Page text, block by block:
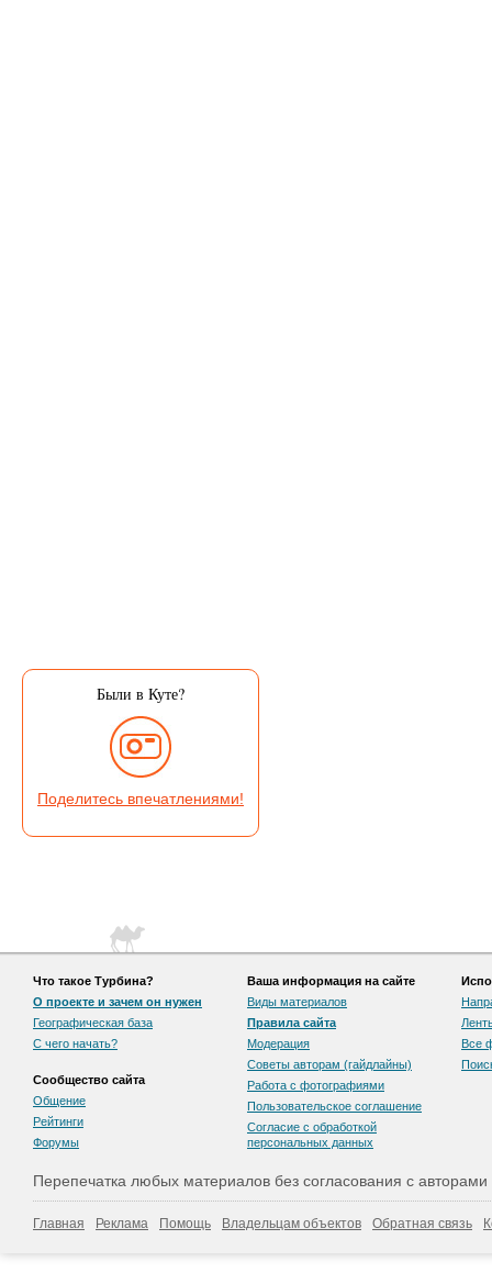
Были в Куте?
Поделитесь впечатлениями!
Что такое Турбина?
О проекте и зачем он нужен
Географическая база
С чего начать?
Сообщество сайта
Общение
Рейтинги
Форумы
Ваша информация на сайте
Виды материалов
Правила сайта
Модерация
Советы авторам (гайдлайны)
Работа с фотографиями
Пользовательскоe соглашение
Согласие с обработкой
персональных данных
Все
Перепечатка любых материалов без согласования с
Главная Реклама Помощь Владельцам объектов Обратная связь